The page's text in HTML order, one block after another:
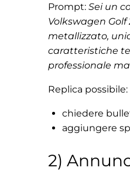
Prompt: Sei un
Volkswagen Golf
metallizzato,
caratteristiche
professionale
Replica possibile:
chiedere
aggiungere
2)